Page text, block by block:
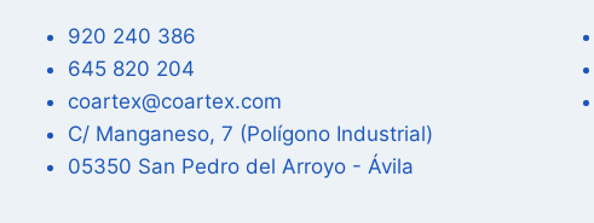
920 240 386
645 820 204
coartex@coartex.com
C/ Manganeso, 7 (Polígono Industrial)
05350 San Pedro del Arroyo - Ávila